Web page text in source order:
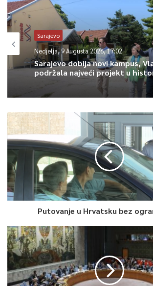
Švajcarsku, smanjivši gol razliku na 3:2.
obezbijedio je u 90. minuti izjednačenje, a
nadoknadi nije bilo pogodaka počeli su i
Ni jedna od ekipa nije uspjela postići
pa je uslijedilo izvođenje jedanaesteraca,
dosadašnjem dijelu takmičenja. Nesreću
Kylian Mbappe.
U utakmici osmine finala koja je igrana danas
reprezentacija Španije u produžecima je
reprezentaciju Hrvatske rezultatom 5:3.
Posljednja dva meča osmine finala na
to Engleska – Njemačka (Wembley) i
(Glasgow).
četvrtfinale EURO 2020 plasirale su se
Belgija.
0
Sarajevo
Nedjelja, 9 Augusta 2026, 17:02
Sarajevo dobija novi kampus,
podržala najveći projekt u
Putovanje u Hrvatsku bez